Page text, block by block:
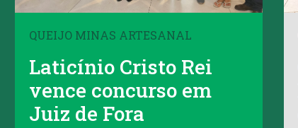
QUEIJO MINAS ARTESANAL
Laticínio Cristo Rei
vence concurso em
Juiz de Fora